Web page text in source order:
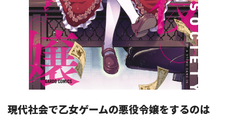
ロサージュノベルス
コミックガルド
コミッククリエ
現代社会で乙女ゲームの悪役令嬢をするのは